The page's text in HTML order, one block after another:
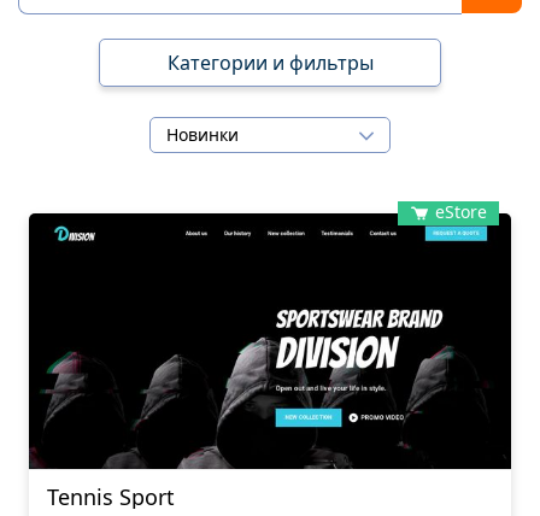
Категории и фильтры
Новинки
eStore
Tennis Sport